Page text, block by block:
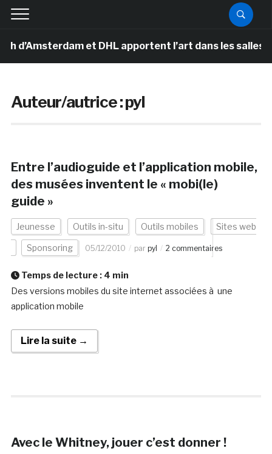
et DHL apportent l’art dans les salles de
Auteur/autrice :pyl
Entre l’audioguide et l’application mobile,
des musées inventent le « mobi(le)
guide »
Jeunesse Outils in-situ Outils mobiles Sites web
Sponsoring 05/12/2010 par pyl 2 commentaires
Temps de lecture : 4 min
Des versions mobiles du site internet associées à une
application mobile
Lire la suite →
Avec le Whitney, jouer c’est donner !